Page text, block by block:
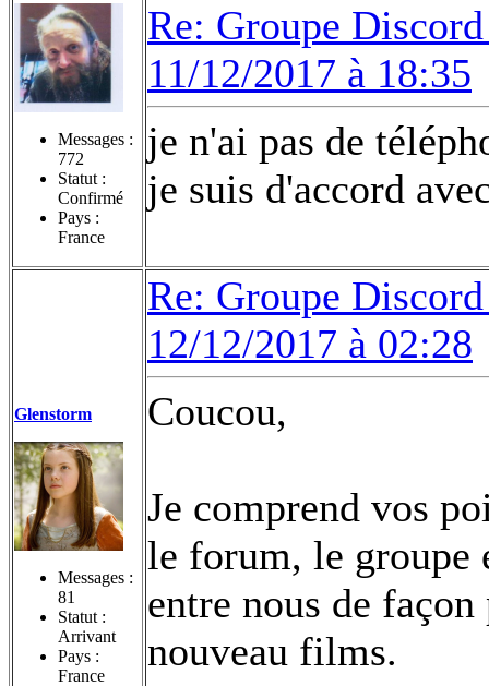
Messages :
772
Statut :
Confirmé
Pays :
France
Re: Groupe
11/12/2017 à 18:35
je n'ai pas de
je suis d'accord
Glenstorm
Messages :
81
Statut :
Arrivant
Pays :
France
Re: Groupe
12/12/2017 à 02:28
Coucou,
Je comprend vos
le forum, le groupe
entre nous de
nouveau films.